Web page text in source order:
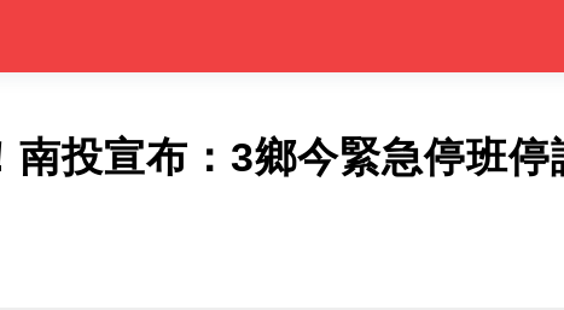
南投宣布：3鄉今緊急停班